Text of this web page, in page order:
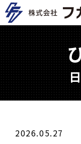
2026.05.27